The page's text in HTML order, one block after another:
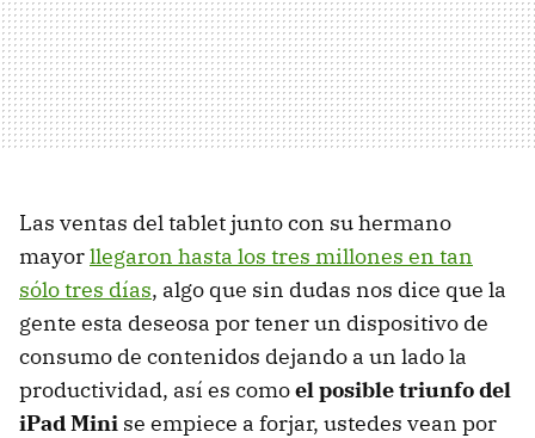
Las ventas del tablet junto con su hermano
mayorllegaron hasta los tres millones en tan
sólo tres días, algo que sin dudas nos dice que la
gente esta deseosa por tener un dispositivo de
consumo de contenidos dejando a un lado la
productividad, así es comoel posible triunfo del
iPad Mini se empiece a forjar, ustedes vean por